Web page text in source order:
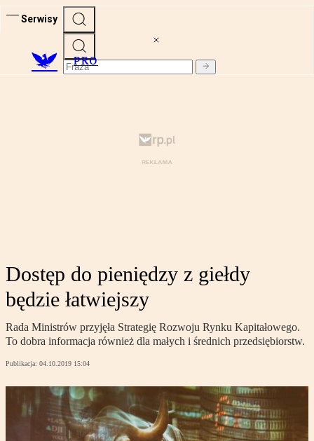
Serwisy
PRO
Dostęp do pieniędzy z giełdy
będzie łatwiejszy
Rada Ministrów przyjęła Strategię Rozwoju Rynku Kapitałowego.
To dobra informacja również dla małych i średnich przedsiębiorstw.
Publikacja: 04.10.2019 15:04